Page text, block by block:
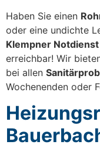
Haben Sie einen
oder eine undichte
Klempner Notdienst
erreichbar! Wir
bei allen
Wochenenden oder